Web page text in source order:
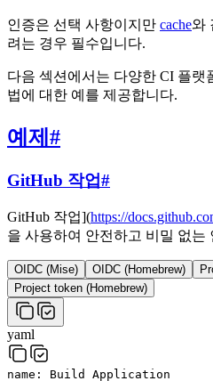
인증은 선택 사항이지만 cache와
려는 경우 필수입니다.
다음 섹션에서는 다양한 CI 플
법에 대한 예를 제공합니다.
예제 #
GitHub 작업#
GitHub 작업](https://
을 사용하여 안전하고 비밀 없는
OIDC (Mise) OIDC (Homebrew)
Project token (Homebrew)
yaml
name :
Build Application